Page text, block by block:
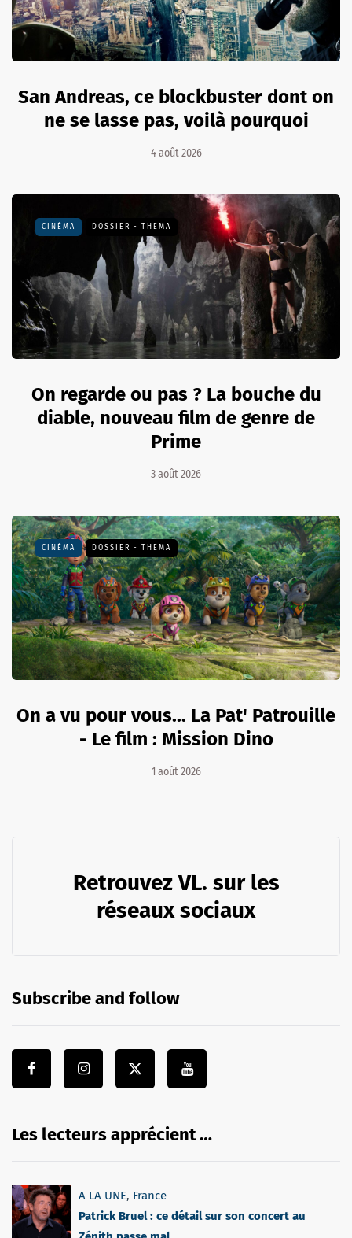
San Andreas, ce blockbuster dont on
ne se lasse pas, voilà pourquoi
4 août 2026
CINÉMA DOSSIER - THEMA
On regarde ou pas ? La bouche du
diable, nouveau film de genre de
Prime
3 août 2026
CINÉMA DOSSIER - THEMA
On a vu pour vous... La Pat' Patrouille
- Le film : Mission Dino
1 août 2026
Retrouvez VL. sur les
réseaux sociaux
Subscribe and follow
Les lecteurs apprécient …
A LA UNE, France
Patrick Bruel : ce détail sur son concert au